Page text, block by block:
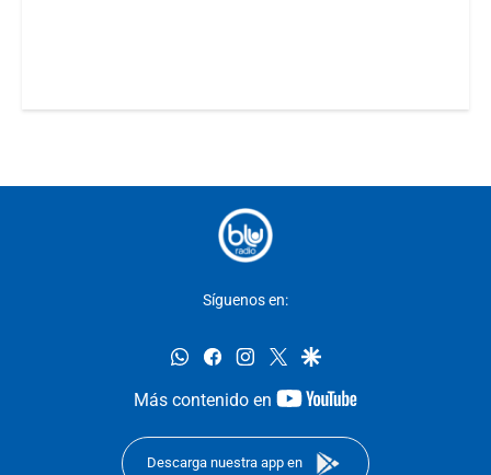
Síguenos en:
whatsappfacebookinstagram
twittergoogle
Más contenido en
youtube-
Descarga nuestra app en